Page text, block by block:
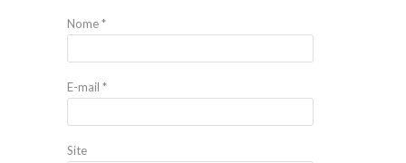
Nome*
E-mail *
Site